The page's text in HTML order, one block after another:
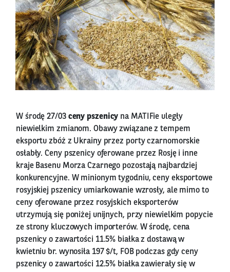
W środę 27/03 ceny pszenicy na MATIFie uległy
niewielkim zmianom. Obawy związane z tempem
eksportu zbóż z Ukrainy przez porty czarnomorskie
osłabły. Ceny pszenicy oferowane przez Rosję i inne
kraje Basenu Morza Czarnego pozostają najbardziej
konkurencyjne. W minionym tygodniu, ceny eksportowe
rosyjskiej pszenicy umiarkowanie wzrosły, ale mimo to
ceny oferowane przez rosyjskich eksporterów
utrzymują się poniżej unijnych, przy niewielkim popycie
ze strony kluczowych importerów. W środę, cena
pszenicy o zawartości 11.5% białka z dostawą w
kwietniu br. wynosiła 197 $/t, FOB podczas gdy ceny
pszenicy o zawartości 12.5% białka zawierały się w